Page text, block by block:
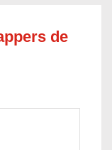
de